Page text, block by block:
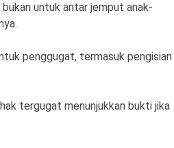
untuk antar jemput anak-
penggugat, termasuk pengisian
tergugat menunjukkan bukti jika